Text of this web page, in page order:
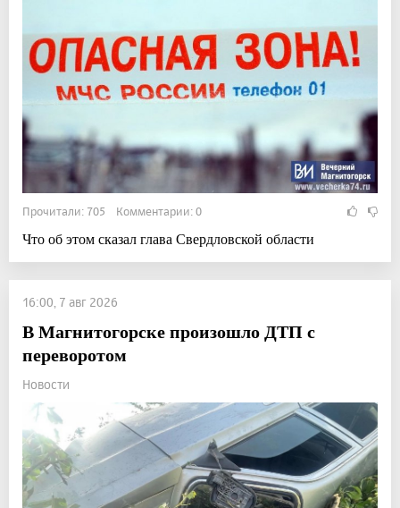
Прочитали: 705 Комментарии: 0
Что об этом сказал глава Свердловской области
16:00, 7 авг 2026
В Магнитогорске произошло ДТП с
переворотом
Новости